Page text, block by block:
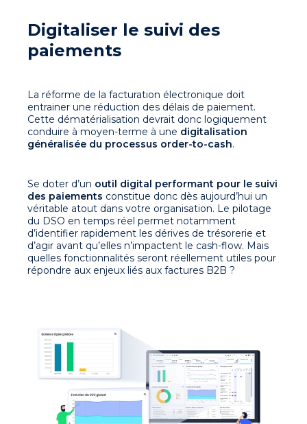
Digitaliser le suivi des
paiements
La réforme de la facturation électronique doit
entrainer une réduction des délais de paiement.
Cette dématérialisation devrait donc logiquement
conduire à moyen-terme à une digitalisation
généralisée du processus order-to-cash.
Se doter d’un outil digital performant pour le suivi
des paiements constitue donc dès aujourd’hui un
véritable atout dans votre organisation. Le pilotage
du DSO en temps réel permet notamment
d’identifier rapidement les dérives de trésorerie et
d’agir avant qu’elles n’impactent le cash-flow. Mais
quelles fonctionnalités seront réellement utiles pour
répondre aux enjeux liés aux factures B2B ?